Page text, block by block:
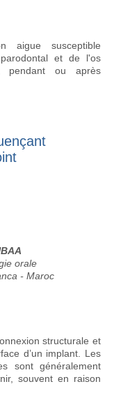
aigue susceptible
et de l'os
pendant ou après
orale
- Maroc
structurale et
d’un implant. Les
sont généralement
souvent en raison